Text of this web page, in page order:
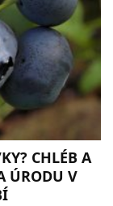
CHLÉB A
ÚRODU V